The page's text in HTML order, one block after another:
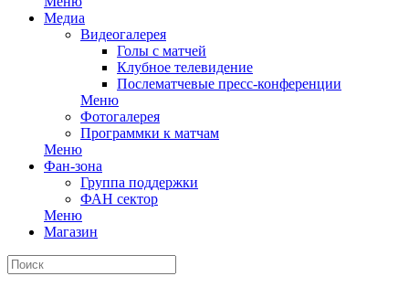
Медиа
Видеогалерея
Голы с матчей
Клубное телевидение
Послематчевые пресс-конференции
Меню
Фотогалерея
Программки к матчам
Меню
Фан-зона
Группа поддержки
ФАН сектор
Меню
Магазин